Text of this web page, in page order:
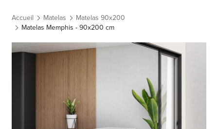
Accueil Matelas
Matelas 90x200
Matelas Memphis - 90x200 cm